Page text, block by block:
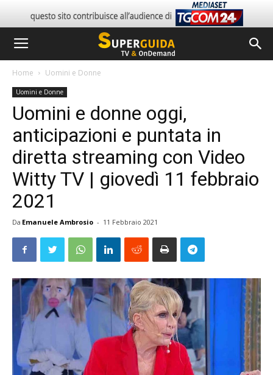
Home Uomini e Donne
Uomini e Donne
Uomini e donne oggi,
anticipazioni e puntata in
diretta streaming con Video
Witty TV | giovedì 11 febbraio
2021
Da Emanuele Ambrosio - 11 Febbraio 2021